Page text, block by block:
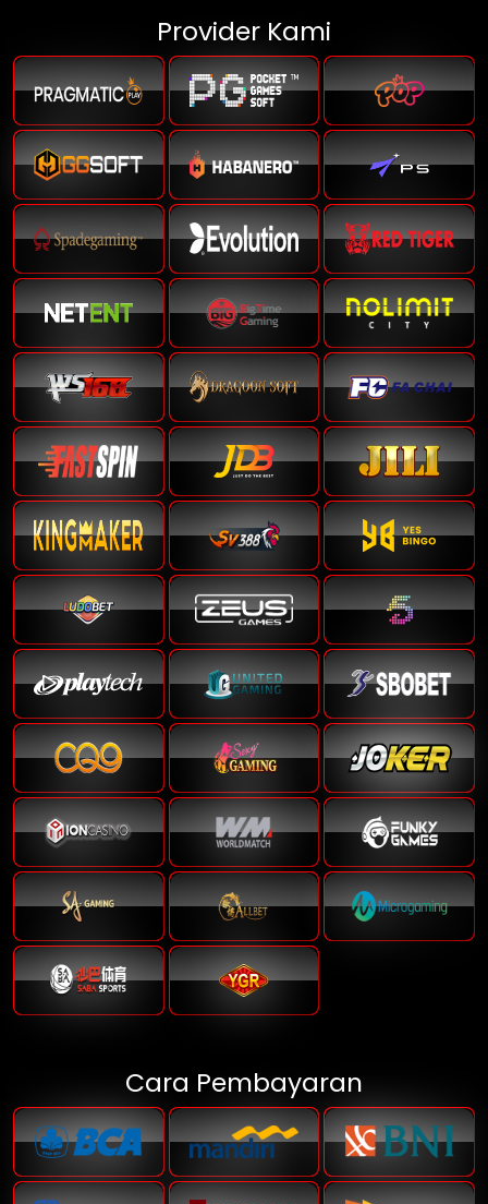
Provider Kami
Cara Pembayaran